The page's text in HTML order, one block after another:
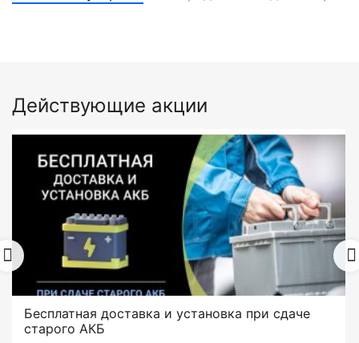
Действующие акции
Бесплатная доставка и установка при сдаче
старого АКБ